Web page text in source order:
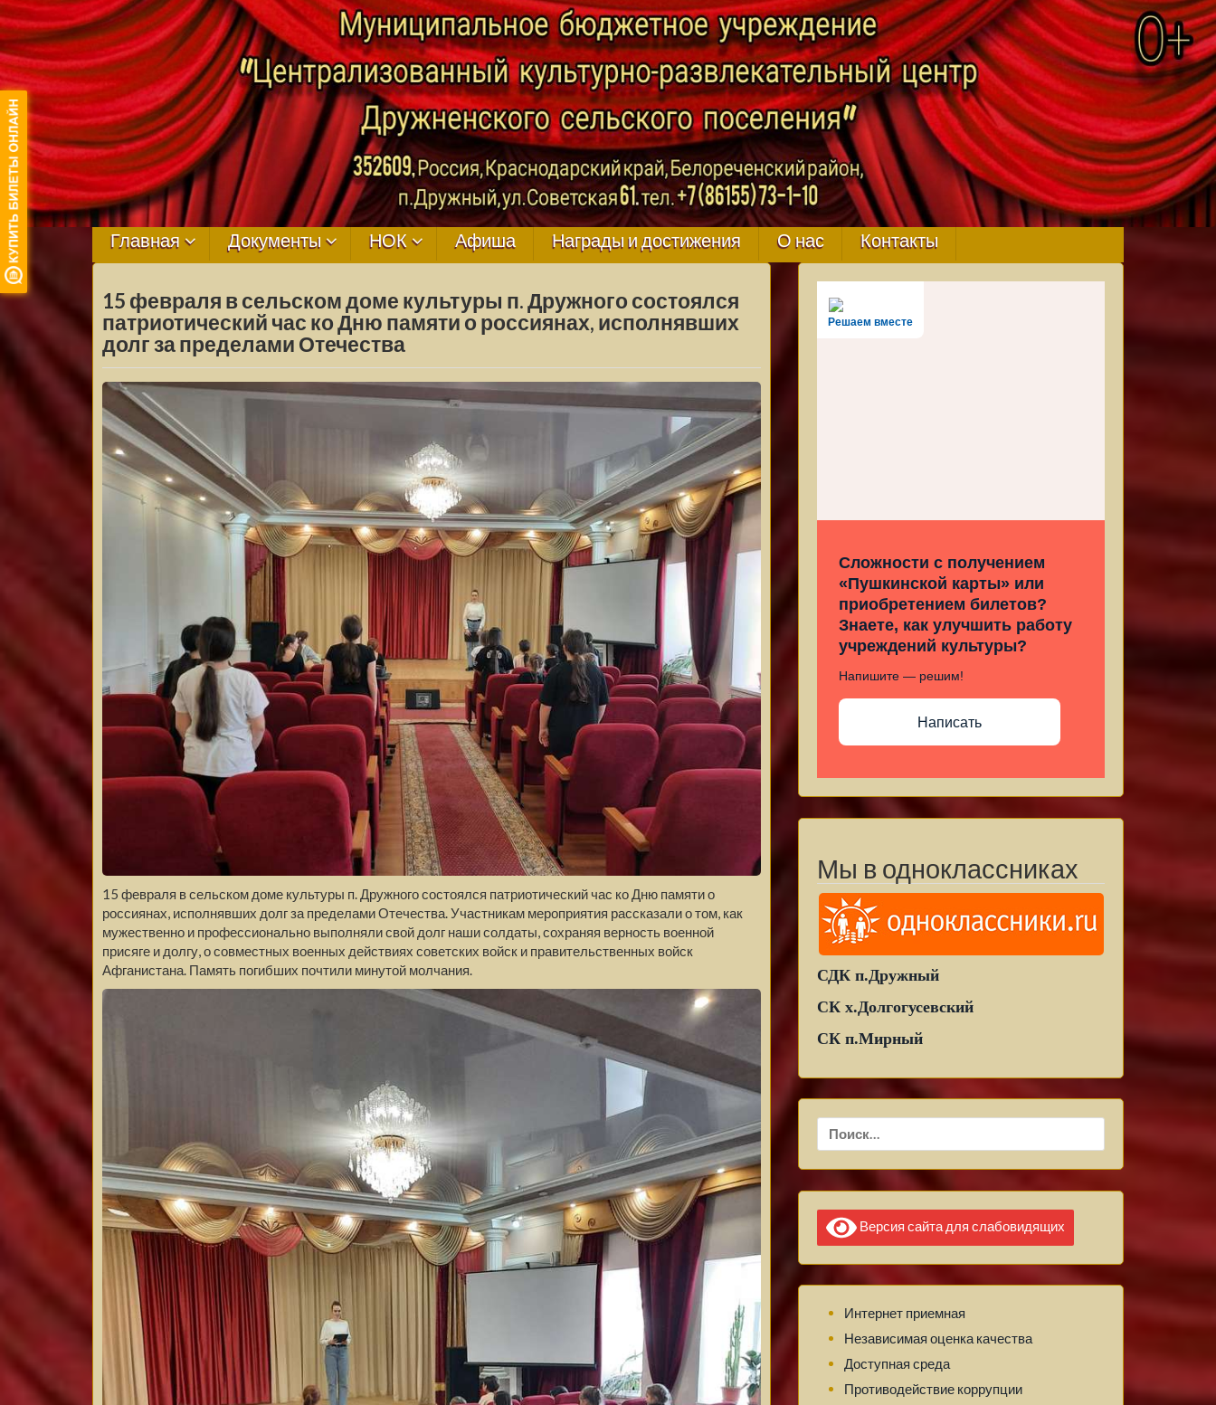
МБУ ЦКРЦ
ДРУЖНЕНСКОГО
СЕЛЬСКОГО
ПОСЕЛЕНИЯ
Главная Документы НОК Афиша Награды и достижения О нас Контакты
15 февраля в сельском доме культуры п. Дружного состоялся
патриотический час ко Дню памяти о россиянах, исполнявших
долг за пределами Отечества
15 февраля в сельском доме культуры п. Дружного состоялся патриотический час ко Дню памяти о
россиянах, исполнявших долг за пределами Отечества. Участникам мероприятия рассказали о том, как
мужественно и профессионально выполняли свой долг наши солдаты, сохраняя верность военной
присяге и долгу, о совместных военных действиях советских войск и правительственных войск
Афганистана. Память погибших почтили минутой молчания.
Решаем вместе
Сложности с получением
«Пушкинской карты» или
приобретением билетов?
Знаете, как улучшить работу
учреждений культуры?
Напишите — решим!
Написать
Мы в одноклассниках
СДК п.Дружный
СК х.Долгогусевский
СК п.Мирный
Найти:
Версия сайта для слабовидящих
Интернет приемная
Независимая оценка качества
Доступная среда
Противодействие коррупции